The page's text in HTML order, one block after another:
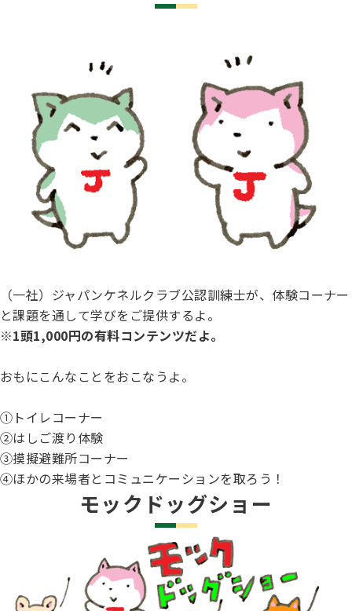
ジャックブログ
子犬を繁殖した方へ 〜 子犬の正式な名前のつけ方
血統証明書・よくあるご質問
Obtaining the JKC Certified Export Pedigree
トリミング競技会
ハンドリング競技会
ジュニアハンドラー
過去の大会結果
愛犬とのふれあい写真コンテストについて
愛犬とのふれあいの俳句について
（一社）ジャパンケネルクラブ公認訓練士が、体験コーナー
と課題を通して学びをご提供するよ。
※1頭1,000円の有料コンテンツだよ。
おもにこんなことをおこなうよ。
①トイレコーナー
②はしご渡り体験
③摸擬避難所コーナー
④ほかの来場者とコミュニケーションを取ろう！
モックドッグショー